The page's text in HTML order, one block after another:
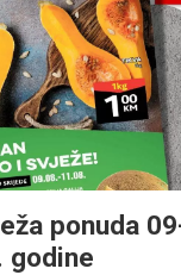
ponuda
godine